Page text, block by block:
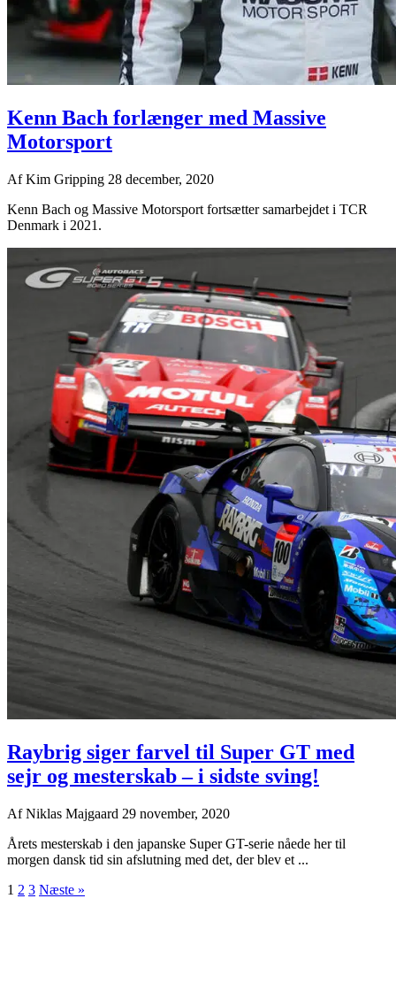
Kenn Bach forlænger med Massive
Motorsport
AfKim Gripping 28 december, 2020
Kenn Bach og Massive Motorsport fortsætter samarbejdet i TCR
Denmark i 2021.
Raybrig siger farvel til Super GT med
sejr og mesterskab – i sidste sving!
AfNiklas Majgaard 29 november, 2020
Årets mesterskab i den japanske Super GT-serie nåede her til
morgen dansk tid sin afslutning med det, der blev et ...
1 2 3 Næste »